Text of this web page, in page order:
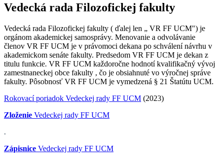
Vedecká rada Filozofickej fakulty
Vedecká rada Filozofickej fakulty ( ďalej len „ VR FF UCM") je
orgánom akademickej samosprávy. Menovanie a odvolávanie
členov VR FF UCM je v právomoci dekana po schválení návrhu v
akademickom senáte fakulty. Predsedom VR FF UCM je dekan z
titulu funkcie. VR FF UCM každoročne hodnotí kvalifikačný vývoj
zamestnaneckej obce fakulty , čo je obsiahnuté vo výročnej správe
fakulty. Pôsobnosť VR FF UCM je vymedzená § 21 Štatútu UCM.
Rokovací poriadok Vedeckej rady FF UCM (2023)
Zloženie Vedeckej rady FF UCM
.
Zápisnice Vedeckej rady FF UCM